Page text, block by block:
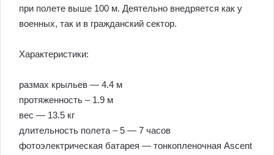
при полете выше 100 м. Деятельно внедряется как у
военных, так и в гражданский сектор.
Характеристики:
размах крыльев — 4.4 м
протяженность – 1.9 м
вес — 13.5 кг
длительность полета – 5 — 7 часов
фотоэлектрическая батарея — тонкопленочная Ascent